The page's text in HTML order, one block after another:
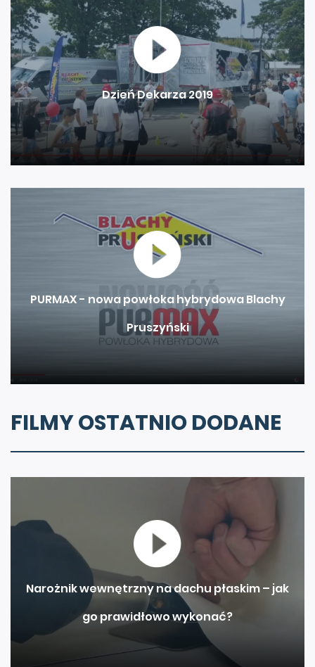
Dzień Dekarza 2019
PURMAX - nowa powłoka hybrydowa Blachy
Pruszyński
FILMY OSTATNIO DODANE
Narożnik wewnętrzny na dachu płaskim – jak
go prawidłowo wykonać?